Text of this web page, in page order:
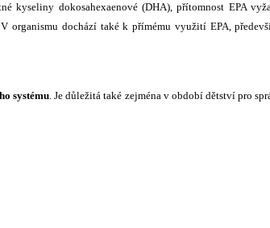
kyseliny dokosahexaenové (DHA), přítomnost EPA
organismu dochází také k přímému využití EPA,
systému. Je důležitá také zejména v období dětství pro